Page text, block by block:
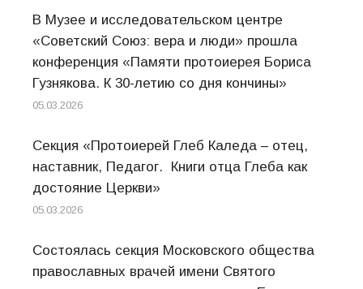
В Музее и исследовательском центре
«Советский Союз: вера и люди» прошла
конференция «Памяти протоиерея Бориса
Гузнякова. К 30-летию со дня кончины»
05.03.2026
Секция «Протоиерей Глеб Каледа – отец,
наставник, Педагог. Книги отца Глеба как
достояние Церкви»
05.03.2026
Состоялась секция Московского общества
православных врачей имени Святого